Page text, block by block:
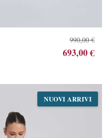
990,00 €
693,00 €
NUOVI ARRIVI